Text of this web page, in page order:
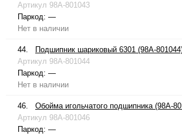
Артикул 98A-801043
Паркод: —
Нет в наличии
44.
Подшипник шариковый 6301 (98A-
Артикул 98A-801044
Паркод: —
Нет в наличии
46.
Обойма игольчатого подшипника (98A-
Артикул 98A-801046
Паркод: —